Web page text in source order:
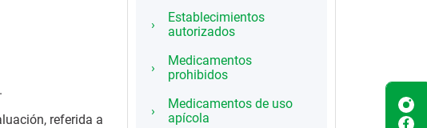
referida a
Establecimientos
autorizados
Medicamentos
prohibidos
Medicamentos de uso
apícola